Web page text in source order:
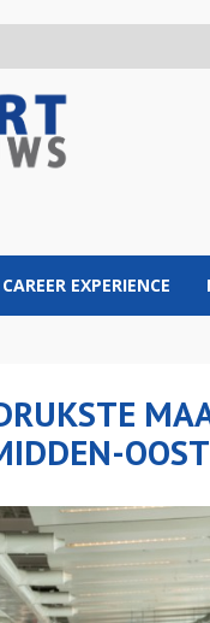
CAREER EXPERIENCE